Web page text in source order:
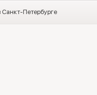
Петербурге